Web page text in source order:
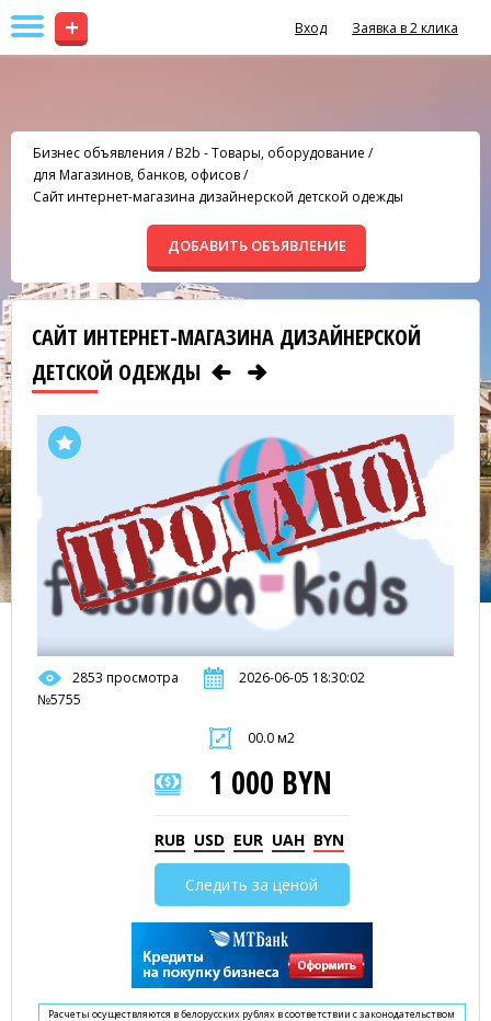
+ Вход Заявка в 2 клика
Бизнес объявления /B2b - Товары, оборудование /
для Магазинов, банков, офисов/
Сайт интернет-магазина дизайнерской детской одежды
ДОБАВИТЬ ОБЪЯВЛЕНИЕ
САЙТ ИНТЕРНЕТ-МАГАЗИНА ДИЗАЙНЕРСКОЙ
ДЕТСКОЙ ОДЕЖДЫ
2853 просмотра
2026-06-05 18:30:02
№5755
00.0 м2
1 000 BYN
RUB USD EUR UAH BYN
Следить за ценой
Расчеты осуществляются в белорусских рублях в соответствии с законодательством